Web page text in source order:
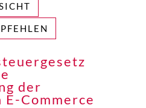
der
Commerce